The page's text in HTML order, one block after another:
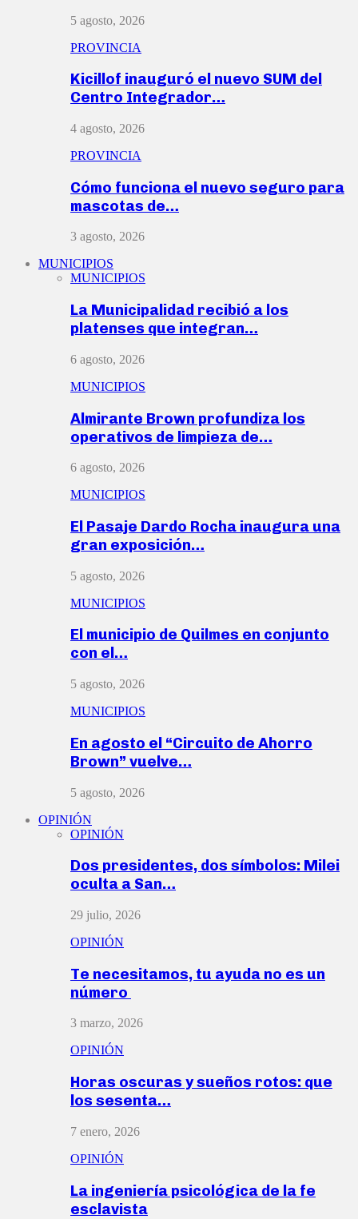
5 agosto, 2026
PROVINCIA
Kicillof inauguró el nuevo SUM del
Centro Integrador…
4 agosto, 2026
PROVINCIA
Cómo funciona el nuevo seguro para
mascotas de…
3 agosto, 2026
MUNICIPIOS
MUNICIPIOS
La Municipalidad recibió a los
platenses que integran…
6 agosto, 2026
MUNICIPIOS
Almirante Brown profundiza los
operativos de limpieza de…
6 agosto, 2026
MUNICIPIOS
El Pasaje Dardo Rocha inaugura una
gran exposición…
5 agosto, 2026
MUNICIPIOS
El municipio de Quilmes en conjunto
con el…
5 agosto, 2026
MUNICIPIOS
En agosto el “Circuito de Ahorro
Brown” vuelve…
5 agosto, 2026
OPINIÓN
OPINIÓN
Dos presidentes, dos símbolos: Milei
oculta a San…
29 julio, 2026
OPINIÓN
Te necesitamos, tu ayuda no es un
número
3 marzo, 2026
OPINIÓN
Horas oscuras y sueños rotos: que
los sesenta…
7 enero, 2026
OPINIÓN
La ingeniería psicológica de la fe
esclavista